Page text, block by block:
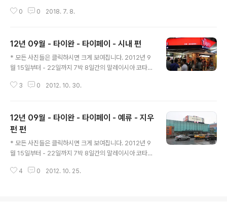
되며, 치약 칫솔과 같은 간단한 세면도구는 제공되지만 샴
는 욕조 및 빨래줄이 있습니다. 고층의 경우 인근지역의 뷰
가 좋습니다. 타이페이 역까지 무료 셔틀이 있습니다. 실외
수영장이 있지만 크기가 크지는 않습니다.
0 0 2018. 7. 8.
12년 09월 - 타이완 - 타이페이 - 시내 편
* 모든 사진들은 클릭하시면 크게 보여집니다. 2012년 9
월 15일부터 - 22일까지 7박 8일간의 말레이시아 코타
아닌 장소별로 정리되어 있습니다. 이번 편은 타이페이 시
온 후 버스 정류장에서 도보로 이동 했습니다. 西門町 시
먼딩(서문정) Ximending ▶우리나라의 명동 같은 분위기
입니다. 繼光香香雞 지광샹샹지 (치킨) Ji Guang Delic
ious Fried Chicken ( 홈페이지 ) ▶조그맣게 조각조각
을 낸 치킨입니다. ▶들고 다니면서 먹기 좋은데.. 뼈가 있
다는게 함정. 식으면 맛이 없다는게 함정. 臺北市電影主
3 0 2012. 10. 30.
12년 09월 - 타이완 - 타이페이 - 예류 - 지우
펀 편
* 모든 사진들은 클릭하시면 크게 보여집니다. 2012년 9
월 15일부터 - 22일까지 7박 8일간의 말레이시아 코타
아닌 장소별로 정리되어 있습니다. 이번 글은 타이페이(臺
4 0 2012. 10. 25.